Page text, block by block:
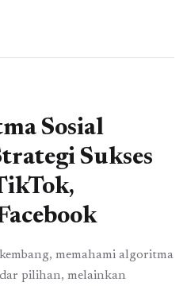
Sosial
Sukses
memahami algoritma
pilihan, melainkan